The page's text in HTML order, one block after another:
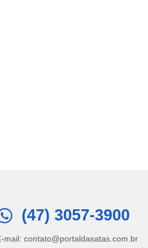
(47) 3057-3900
mail: contato@portaldasatas.com.br